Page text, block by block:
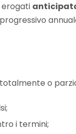
erogati
o
i termini;